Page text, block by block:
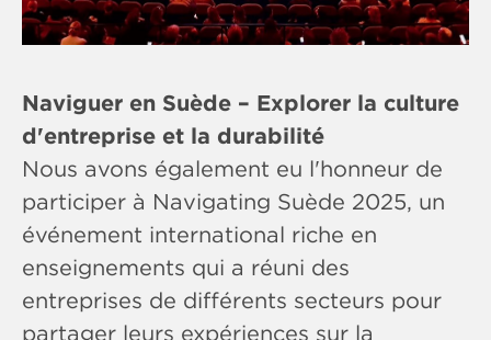
Naviguer en Suède – Explorer la culture
d'entreprise et la durabilité
Nous avons également eu l'honneur de
participer à Navigating Suède 2025, un
événement international riche en
enseignements qui a réuni des
entreprises de différents secteurs pour
partager leurs expériences sur la